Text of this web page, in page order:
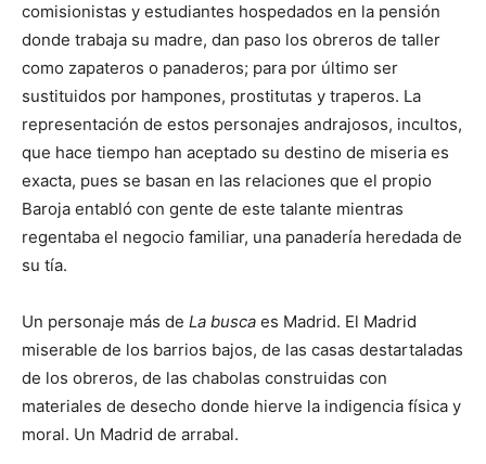
comisionistas y estudiantes hospedados en la pensión
donde trabaja su madre, dan paso los obreros de taller
como zapateros o panaderos; para por último ser
sustituidos por hampones, prostitutas y traperos. La
representación de estos personajes andrajosos, incultos,
que hace tiempo han aceptado su destino de miseria es
exacta, pues se basan en las relaciones que el propio
Baroja entabló con gente de este talante mientras
regentaba el negocio familiar, una panadería heredada de
su tía.
Un personaje más de La busca es Madrid. El Madrid
miserable de los barrios bajos, de las casas destartaladas
de los obreros, de las chabolas construidas con
materiales de desecho donde hierve la indigencia física y
moral. Un Madrid de arrabal.